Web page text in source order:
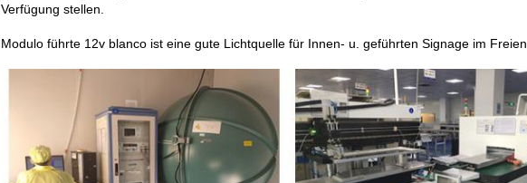
Verfügung stellen.
Modulo führte 12v blanco ist eine gute Lichtquelle für Innen- u. geführten Signage im Freien.